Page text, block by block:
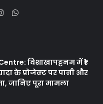
WhatsApp
विशाखापट्टनम में ₹1
के प्रोजेक्ट पर पानी और
जानिए पूरा मामला